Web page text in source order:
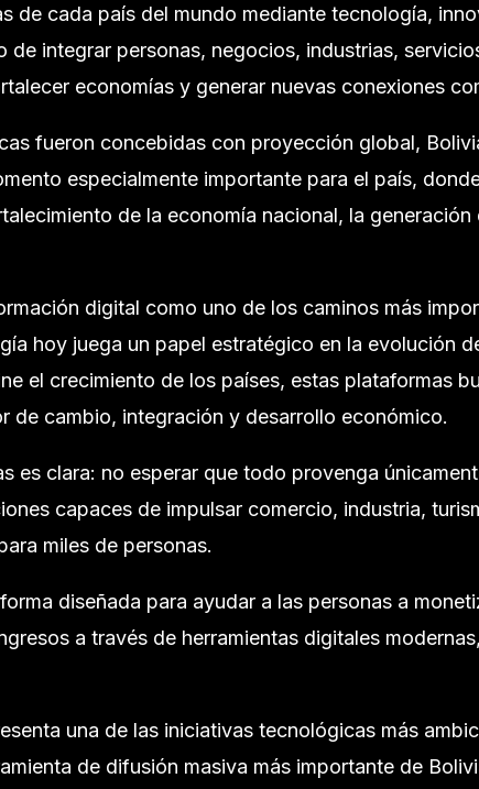
de cada país del mundo mediante tecnología,
de integrar personas, negocios, industrias,
economías y generar nuevas conexiones
fueron concebidas con proyección global,
especialmente importante para el país,
de la economía nacional, la
digital como uno de los caminos más
hoy juega un papel estratégico en la evolución
el crecimiento de los países, estas plataformas
de cambio, integración y desarrollo económico.
es clara: no esperar que todo provenga
capaces de impulsar comercio, industria,
miles de personas.
diseñada para ayudar a las personas a
a través de herramientas digitales
una de las iniciativas tecnológicas más
de difusión masiva más importante de